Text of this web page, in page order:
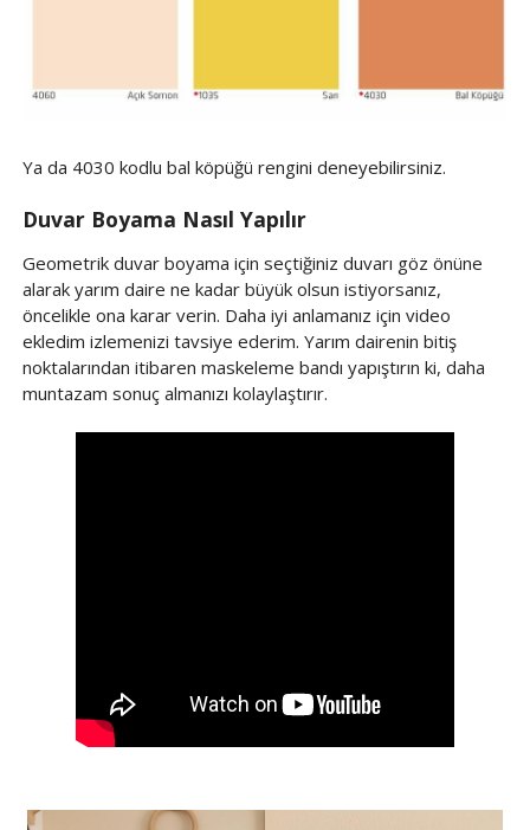
Ya da 4030 kodlu bal köpüğü rengini deneyebilirsiniz.
Duvar Boyama Nasıl Yapılır
Geometrik duvar boyama için seçtiğiniz duvarı göz önüne
alarak yarım daire ne kadar büyük olsun istiyorsanız,
öncelikle ona karar verin. Daha iyi anlamanız için video
ekledim izlemenizi tavsiye ederim. Yarım dairenin bitiş
noktalarından itibaren maskeleme bandı yapıştırın ki, daha
muntazam sonuç almanızı kolaylaştırır.